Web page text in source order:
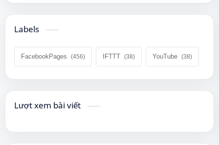
Labels
FacebookPages IFTTT YouTube
Lượt xem bài viết